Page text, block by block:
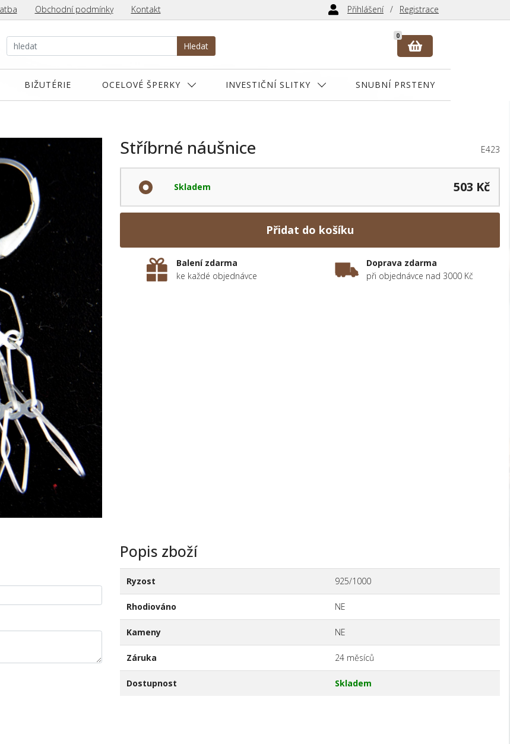
Obchodní podmínky Kontakt Přihlášení Registrace
Hledat
0
BIŽUTÉRIE OCELOVÉ ŠPERKY INVESTIČNÍ SLITKY SNUBNÍ PRSTENY
Stříbrné náušnice E423
Skladem 503 Kč
Přidat do košíku
Balení zdarma
ke každé objednávce
Doprava zdarma
při objednávce nad 3000 Kč
Popis zboží
Ryzost 925/1000
Rhodiováno NE
Kameny NE
Záruka 24 měsíců
Dostupnost Skladem